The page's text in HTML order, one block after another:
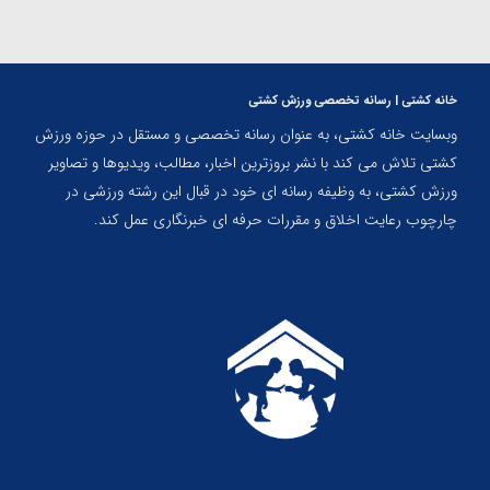
خانه کشتی | رسانه تخصصی ورزش کشتی
وبسایت خانه کشتی، به عنوان رسانه تخصصی و مستقل در حوزه ورزش
کشتی تلاش می کند با نشر بروزترین اخبار، مطالب، ویدیوها و تصاویر
ورزش کشتی، به وظیفه رسانه ای خود در قبال این رشته ورزشی در
چارچوب رعایت اخلاق و مقررات حرفه ای خبرنگاری عمل کند.